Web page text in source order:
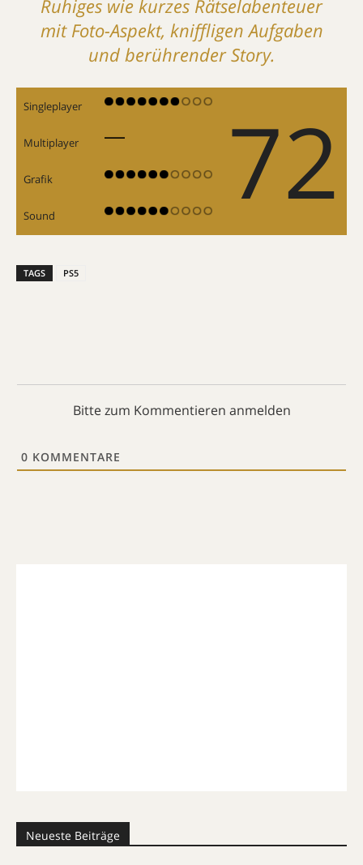
Ruhiges wie kurzes Rätsel­abenteuer
mit Foto-Aspekt, kniffligen Aufgaben
und berührender Story.
Singleplayer 72
Multiplayer
Grafik
Sound
TAGS PS5
Bitte zum Kommentieren anmelden
0 KOMMENTARE
Neueste Beiträge